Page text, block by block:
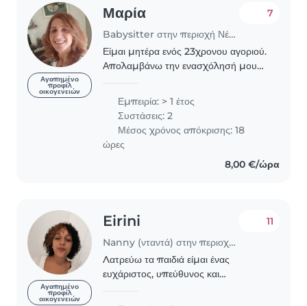
Αγαπημένο
προφίλ
οικογενειών
Μαρία
Babysitter στην περιοχή Νέα Σμύρνη
7
Είμαι μητέρα ενός 23χρονου αγοριού.
Απολαμβάνω την ενασχόλησή μου
υπευθυνότητα για την ασφάλεια των
παιδιών και μου..
Εμπειρία: > 1 έτος
Συστάσεις: 2
Μέσος χρόνος απόκρισης: 18
ώρες
8,00 €/ώρα
Αγαπημένο
προφίλ
οικογενειών
Eirini
Nanny (νταντά) στην περιοχή Αθήνα
11
Λατρεύω τα παιδιά είμαι ένας
ευχάριστος, υπεύθυνος και